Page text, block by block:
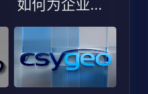
如何为企业选择最合适的 GEO 服务商？2026 年 TOP5 评测解析